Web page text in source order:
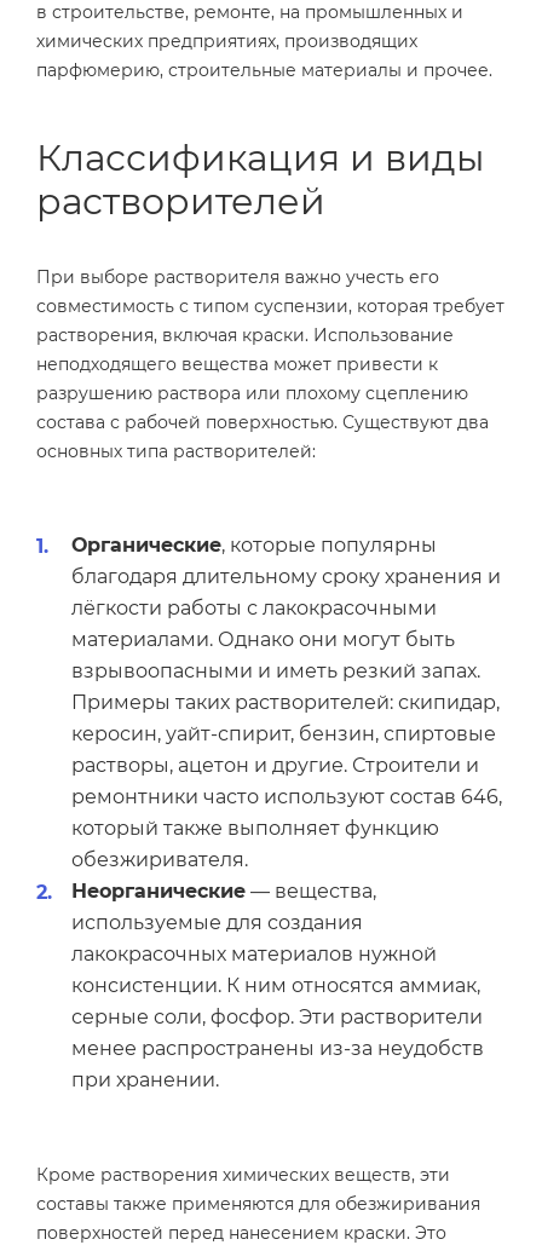
в строительстве, ремонте, на промышленных и
химических предприятиях, производящих
парфюмерию, строительные материалы и прочее.
Классификация и виды
растворителей
При выборе растворителя важно учесть его
совместимость с типом суспензии, которая требует
растворения, включая краски. Использование
неподходящего вещества может привести к
разрушению раствора или плохому сцеплению
состава с рабочей поверхностью. Существуют два
основных типа растворителей:
Органические, которые популярны
благодаря длительному сроку хранения и
лёгкости работы с лакокрасочными
материалами. Однако они могут быть
взрывоопасными и иметь резкий запах.
Примеры таких растворителей: скипидар,
керосин, уайт-спирит, бензин, спиртовые
растворы, ацетон и другие. Строители и
ремонтники часто используют состав 646,
который также выполняет функцию
обезжиривателя.
Неорганические — вещества,
используемые для создания
лакокрасочных материалов нужной
консистенции. К ним относятся аммиак,
серные соли, фосфор. Эти растворители
менее распространены из-за неудобств
при хранении.
Кроме растворения химических веществ, эти
составы также применяются для обезжиривания
поверхностей перед нанесением краски. Это